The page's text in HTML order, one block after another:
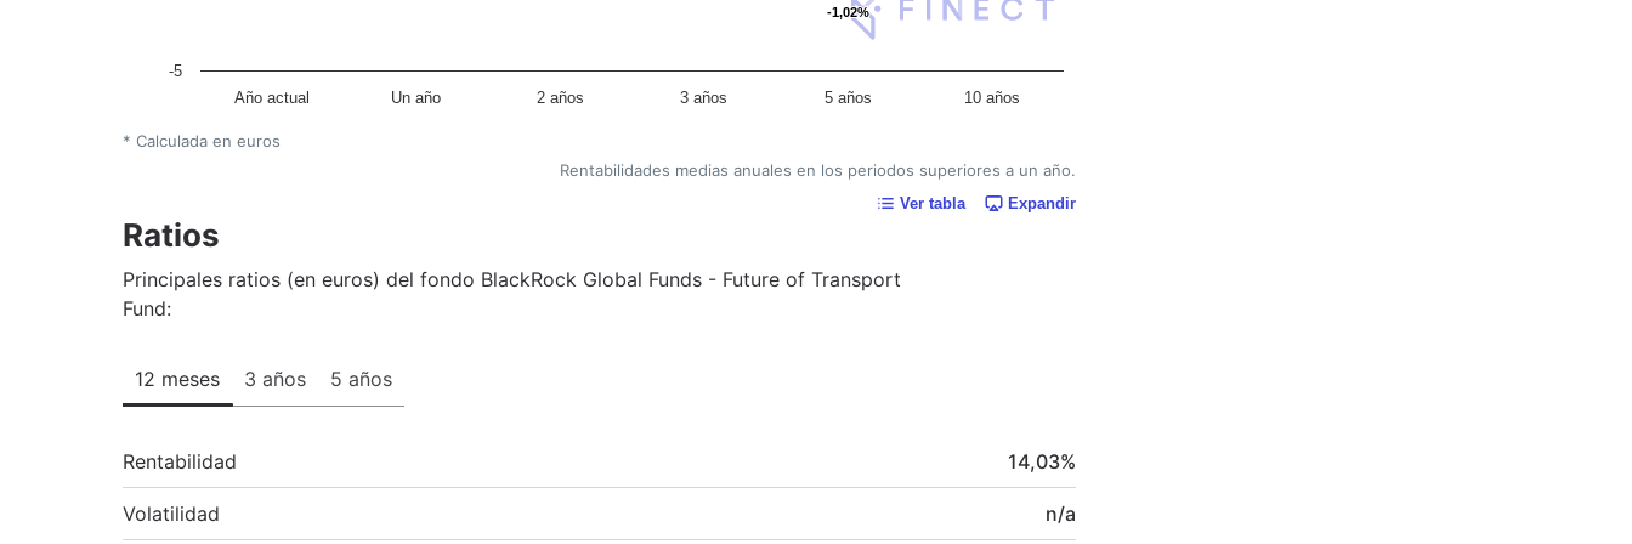
-1,02%
-1,02%
Año actual Un año 2 años 3 años 5 años 10 años
-5
* Calculada en euros
Rentabilidades medias anuales en los periodos superiores a un año.
Ver tabla Expandir
Ratios
Principales ratios (en euros) del fondo BlackRock Global Funds - Future of Transport
Fund:
12 meses 3 años 5 años
Rentabilidad 14,03%
Volatilidad n/a